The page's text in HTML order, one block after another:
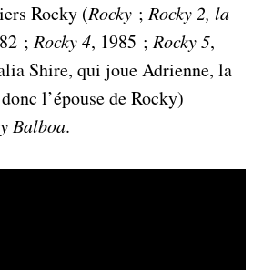
Rocky (Rocky ; Rocky 2, la
; Rocky 4, 1985 ; Rocky 5,
Shire, qui joue Adrienne, la
l’épouse de Rocky)
Balboa.